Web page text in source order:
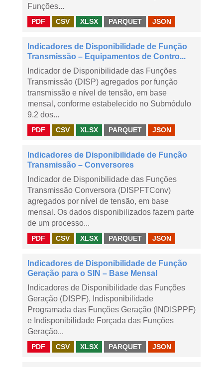
Funções...
PDF CSV XLSX PARQUET JSON
Indicadores de Disponibilidade de Função
Transmissão – Equipamentos de Contro...
Indicador de Disponibilidade das Funções
Transmissão (DISP) agregados por função
transmissão e nível de tensão, em base
mensal, conforme estabelecido no Submódulo
9.2 dos...
PDF CSV XLSX PARQUET JSON
Indicadores de Disponibilidade de Função
Transmissão – Conversores
Indicador de Disponibilidade das Funções
Transmissão Conversora (DISPFTConv)
agregados por nível de tensão, em base
mensal. Os dados disponibilizados fazem parte
de um processo...
PDF CSV XLSX PARQUET JSON
Indicadores de Disponibilidade de Função
Geração para o SIN – Base Mensal
Indicadores de Disponibilidade das Funções
Geração (DISPF), Indisponibilidade
Programada das Funções Geração (INDISPPF)
e Indisponibilidade Forçada das Funções
Geração...
PDF CSV XLSX PARQUET JSON